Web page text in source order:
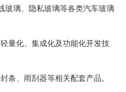
玻璃、隐私玻璃等各类汽车玻璃
量化、集成化及功能化开发技
条、雨刮器等相关配套产品。